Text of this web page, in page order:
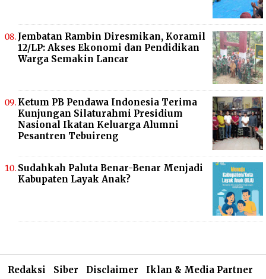
Jembatan Rambin Diresmikan, Koramil
12/LP: Akses Ekonomi dan Pendidikan
Warga Semakin Lancar
Ketum PB Pendawa Indonesia Terima
Kunjungan Silaturahmi Presidium
Nasional Ikatan Keluarga Alumni
Pesantren Tebuireng
Sudahkah Paluta Benar-Benar Menjadi
Kabupaten Layak Anak?
Redaksi Siber Disclaimer Iklan & Media Partner